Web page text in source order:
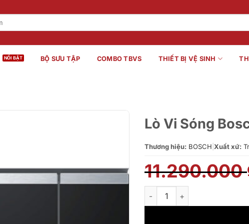
BỘ SƯU TẬP COMBO TBVS THIẾT BỊ VỆ SINH
Lò Vi Sóng
Thương hiệu: BOSCH Xuất xứ:
11.290.000
Lò Vi Sóng Bosch